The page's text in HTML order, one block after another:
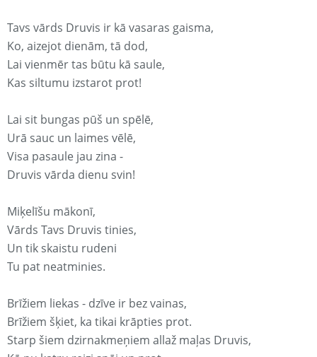
Tavs vārds Druvis ir kā vasaras gaisma,
Ko, aizejot dienām, tā dod,
Lai vienmēr tas būtu kā saule,
Kas siltumu izstarot prot!
Lai sit bungas pūš un spēlē,
Urā sauc un laimes vēlē,
Visa pasaule jau zina -
Druvis vārda dienu svin!
Miķelīšu mākonī,
Vārds Tavs Druvis tinies,
Un tik skaistu rudeni
Tu pat neatminies.
Brīžiem liekas - dzīve ir bez vainas,
Brīžiem šķiet, ka tikai krāpties prot.
Starp šiem dzirnakmeņiem allaž maļas Druvis,